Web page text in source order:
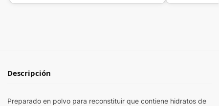
Descripción
Preparado en polvo para reconstituir que contiene hidratos de